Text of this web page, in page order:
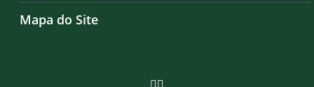
Mapa do Site